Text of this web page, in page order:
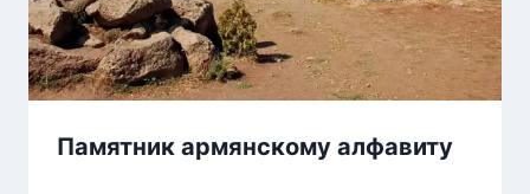
Памятник армянскому алфавиту